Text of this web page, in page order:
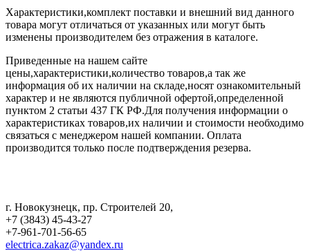
Характеристики,комплект поставки и внешний вид данного
товара могут отличаться от указанных или могут быть
изменены производителем без отражения в каталоге.
Приведенные на нашем сайте
цены,характеристики,количество товаров,а так же
информация об их наличии на складе,носят ознакомительный
характер и не являются публичной офертой,определенной
пунктом 2 статьи 437 ГК РФ.Для получения информации о
характеристиках товаров,их наличии и стоимости необходимо
связаться с менеджером нашей компании. Оплата
производится только после подтверждения резерва.
г. Новокузнецк, пр. Строителей 20,
+7 (3843) 45-43-27
+7-961-701-56-65
electrica.zakaz@yandex.ru